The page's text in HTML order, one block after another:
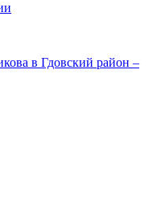
в Гдовский район –